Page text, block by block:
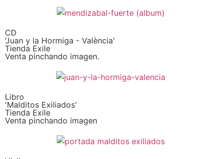
CD
'Juan y la Hormiga - València'
Tienda Exile
Venta pinchando imagen.
Libro
'Malditos Exiliados'
Tienda Exile
Venta pinchando imagen